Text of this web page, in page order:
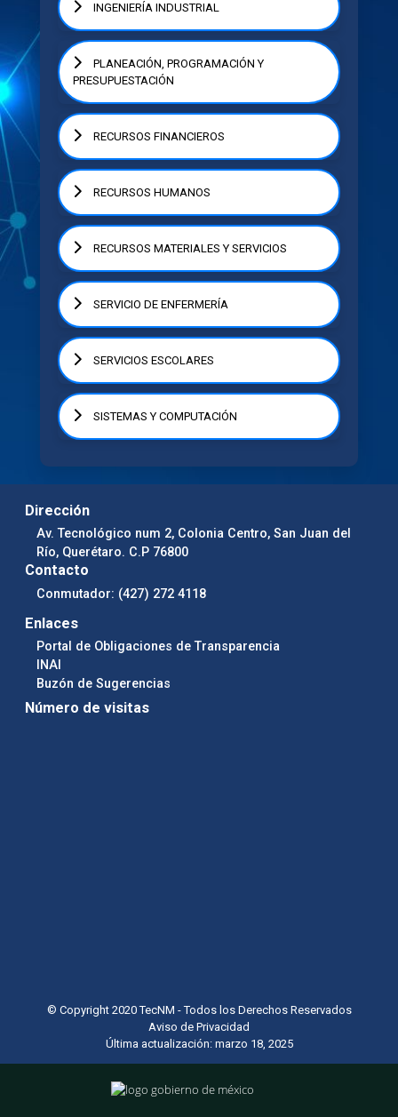
INGENIERÍA INDUSTRIAL
PLANEACIÓN, PROGRAMACIÓN Y
PRESUPUESTACIÓN
RECURSOS FINANCIEROS
RECURSOS HUMANOS
RECURSOS MATERIALES Y SERVICIOS
SERVICIO DE ENFERMERÍA
SERVICIOS ESCOLARES
SISTEMAS Y COMPUTACIÓN
Dirección
Av. Tecnológico num 2, Colonia Centro, San Juan del
Río, Querétaro. C.P 76800
Contacto
Conmutador: (427) 272 4118
Enlaces
Portal de Obligaciones de Transparencia
INAI
Buzón de Sugerencias
Número de visitas
© Copyright 2020 TecNM - Todos los Derechos Reservados
Aviso de Privacidad
Última actualización: marzo 18, 2025